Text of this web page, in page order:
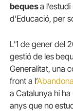
bequesa
d’Educació, per
L’1 de gener del
gestió de les
Generalitat, una
front a l’
a Catalunya hi ha
anys que no